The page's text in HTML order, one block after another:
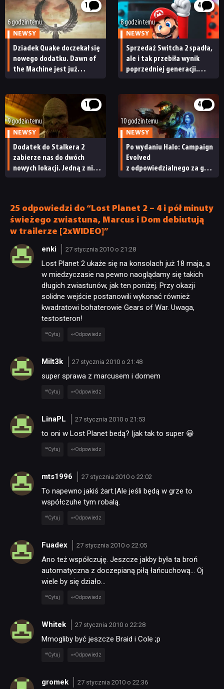
NEWSY
PUBLICYSTYKA
1
6 godzin temu
NEWSY
Dziadek Quake doczekał się
nowego dodatku. Dawn of
the Machine jest już
4
8 godzin temu
NEWSY
Sprzedaż Switcha 2 spadła,
ale i tak przebiła wynik
poprzedniej generacji.
1
9 godzin temu
NEWSY
Dodatek do Stalkera 2
zabierze nas do dwóch
nowych lokacji. Jedną z nich
4
10 godzin temu
NEWSY
Po wydaniu Halo: Campaign
Evolved
z odpowiedzialnego za grę
25 odpowiedzi do “Lost Planet 2 – 4 i pół minuty
świeżego zwiastuna, Marcus i Dom debiutują
w trailerze [2xWIDEO]”
enki 27 stycznia 2010 o 21:28
Lost Planet 2 ukaże się na konsolach już 18 maja, a
w miedzyczasie na pewno naoglądamy się takich
długich zwiastunów, jak ten poniżej. Przy okazji
solidne wejście postanowili wykonać również
kwadratowi bohaterowie Gears of War. Uwaga,
testosteron!
Cytuj Odpowiedz
Milt3k 27 stycznia 2010 o 21:48
super sprawa z marcusem i domem
Cytuj Odpowiedz
LinaPL 27 stycznia 2010 o 21:53
to oni w Lost Planet bedą? |jak tak to super 😀
Cytuj Odpowiedz
mts1996 27 stycznia 2010 o 22:02
To napewno jakiś żart.|Ale jeśli będą w grze to
współczuhe tym robalą.
Cytuj Odpowiedz
Fuadex 27 stycznia 2010 o 22:05
Ano też współczuję. Jeszcze jakby była ta broń
automatyczna z doczepianą piłą łańcuchową… Oj
wiele by się działo…
Cytuj Odpowiedz
Whitek 27 stycznia 2010 o 22:28
Mmogliby być jeszcze Braid i Cole ;p
Cytuj Odpowiedz
gromek 27 stycznia 2010 o 22:36